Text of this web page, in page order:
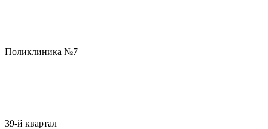
Поликлиника №7
39-й квартал